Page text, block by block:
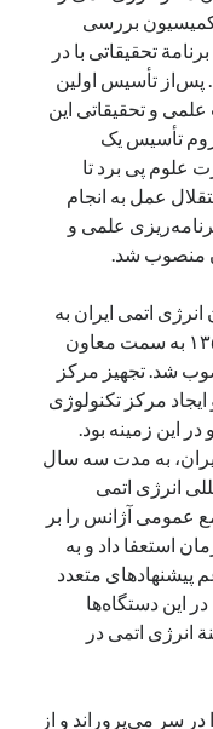
سازمان برنامه ایجاد کرد. در ۱۳۴۶ کمیسیون بررسی
تحقیقاتی با در
پس‌از تأسیس اولین
و تحقیقاتی این
تأسیس یک
علوم پی برد تا
عمل به انجام
علمی و
منصوب شد.
انرژی اتمی ایران به
دکتر اعتماد سپرده شد و اردیبهشت ۱۳۵۳ به سمت معاون
شد. تجهیز مرکز
مرکز تکنولوژی
این زمینه بود.
به مدت سه سال
انرژی اتمی
عمومی آژانس را بر
ریاست سازمان استعفا داد و به
پیشنهادهای متعدد
این دستگاه‌ها
انرژی اتمی در
سر می‌پروراند و از